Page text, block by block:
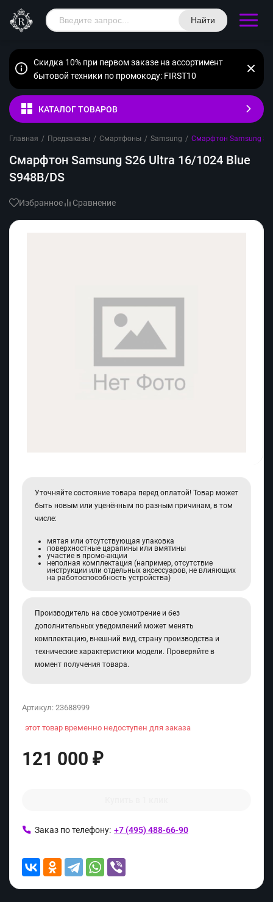
Найти
Скидка 10% при первом заказе на ассортимент
бытовой техники по промокоду: FIRST10
КАТАЛОГ ТОВАРОВ
Главная / Предзаказы / Смартфоны / Samsung / Смарфтон Samsung
Смарфтон Samsung S26 Ultra 16/1024 Blue
S948B/DS
Избранное Сравнение
Уточняйте состояние товара перед оплатой! Товар может
быть новым или уценённым по разным причинам, в том
числе:
мятая или отсутствующая упаковка
поверхностные царапины или вмятины
участие в промо-акции
неполная комплектация (например, отсутствие
инструкции или отдельных аксессуаров, не влияющих
на работоспособность устройства)
Производитель на свое усмотрение и без
дополнительных уведомлений может менять
комплектацию, внешний вид, страну производства и
технические характеристики модели. Проверяйте в
момент получения товара.
Артикул: 23688999
этот товар временно недоступен для заказа
121 000 ₽
Заказ по телефону: +7 (495) 488-66-90